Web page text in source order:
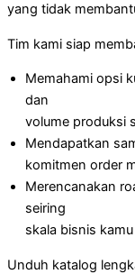
yang tidak
Tim kami siap
Memahami opsi
dan
volume produksi
Mendapatkan
komitmen order
Merencanakan
seiring
skala bisnis kamu
Unduh katalog